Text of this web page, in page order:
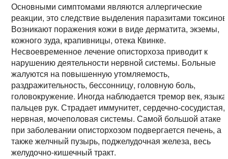
Основными симптомами являются аллергические
реакции, это следствие выделения паразитами
Возникают поражения кожи в виде дерматита, экземы,
кожного зуда, крапивницы, отека Квинке.
Несвоевременное лечение описторхоза приводит к
нарушению деятельности нервной системы. Больные
жалуются на повышенную утомляемость,
раздражительность, бессонницу, головную боль,
головокружение. Иногда наблюдается тремор век,
пальцев рук. Страдает иммунитет, сердечно-сосудистая,
нервная, мочеполовая системы. Самой большой атаке
при заболевании описторхозом подвергается печень, а
также желчный пузырь, поджелудочная железа, весь
желудочно-кишечный тракт.